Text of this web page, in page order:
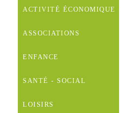
ACTIVITÉ ÉCONOMIQUE
ASSOCIATIONS
ENFANCE
SANTÉ - SOCIAL
LOISIRS